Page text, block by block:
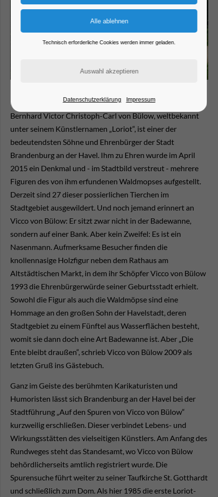
Bernhard Victor Christoph-Carl von Bülow, weltbekannt
unter seinem Künstlernamen „Loriot“, ist einer der
bedeutendsten Söhne und Ehrenbürger der Stadt
Brandenburg an der Havel. Ihm zu Ehren wurde im April
2015 ein Denkmal und - im Stadtbild verstreut - mehrere
Figuren des von ihm erfundenen Waldmopses aufgestellt.
Derzeit sind 27 dieser possierlichen Tierchen im
Stadtgebiet ausgewildert. Und noch jemand erinnert an
Vicco von Bülow: Er sitzt zwar nicht in der Badewanne,
sondern auf einer Bank. Aber kein Zweifel: Es ist ein
Nasenmann. Aufmerksame Besucher finden die
knollennasige Holzfigur neben dem Rathaus am
Altstädtischen Markt, in dem ihr Schöpfer Vicco von Bülow
1993 die Ehrenbürgerwürde seiner Geburtsstadt erhielt.
Sowohl die Figur als auch die Waldmöpse sind eine
Hommage an den großen Sohn der Havelstadt, deren
Stadtgebiet zu einem Fünftel aus Wasserflächen besteht,
womit sie dann doch eine Art Badewanne ist. Aber „Die
Ente bleibt draußen“, schrieb Vicco von Bülow 2009 als
letzten Gruß ins Gästebuch.
Ganz im Geiste des berühmten Karikaturisten und
Humoristen lässt sich Brandenburg an der Havel bei der
Stadtführung „Auf den Spuren von Vicco von Bülow“
kurzweilig erschließen. Dieser verbindet Lebens- und
Wirkungsstätten des vielseitigen Künstlers. Am Anfang des
Rundweges steht das Standesamt, wo Vicco von Bülow
behördlicherseits amtlich registriert wurde. Die
Spurensuche führt weiter zu seiner Taufkirche St. Gotthardt
und schließlich zum Dom. Als hier 1985 die erste Loriot-
Technisch erforderliche Cookies werden immer geladen.
Datenschutzerklärung Impressum